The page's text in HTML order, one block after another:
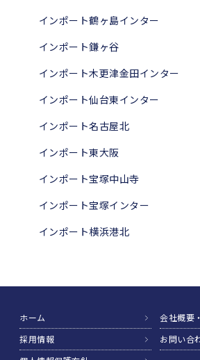
インポート鶴ヶ島インター
インポート鎌ヶ谷
インポート木更津金田インター
インポート仙台東インター
インポート名古屋北
インポート東大阪
インポート宝塚中山寺
インポート宝塚インター
インポート横浜港北
ホーム
会社概要
採用情報
お問い合